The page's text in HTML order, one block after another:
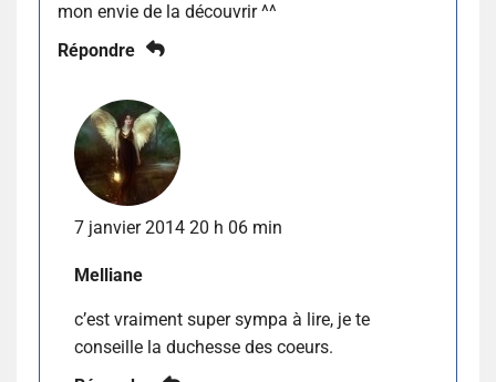
mon envie de la découvrir ^^
Répondre
7 janvier 2014 20 h 06 min
Melliane
c’est vraiment super sympa à lire, je te
conseille la duchesse des coeurs.